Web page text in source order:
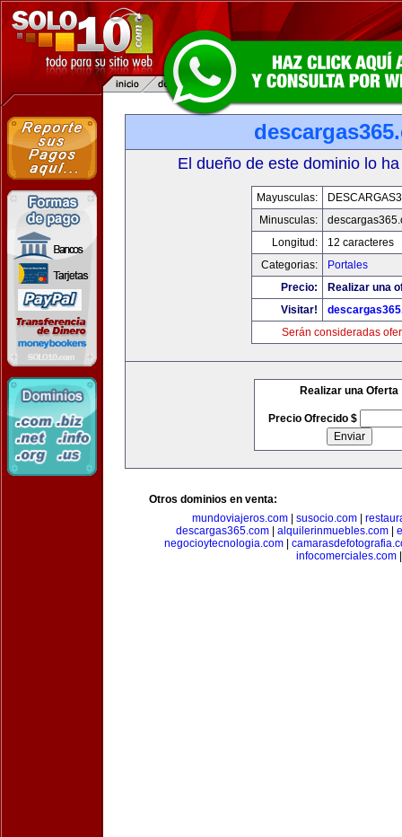
El dueño de este dominio lo
Mayusculas:
Minusculas:
Longitud:
12 caracteres
Categorias:
Portales
Precio:
Realizar una
Visitar!
Serán consideradas
Realizar una Oferta
Precio Ofrecido $
Otros dominios en venta:
mundoviajeros.com| susocio.com|
descargas365.com| alquilerinmuebles.com|
negocioytecnologia.com
infocomerciales.com